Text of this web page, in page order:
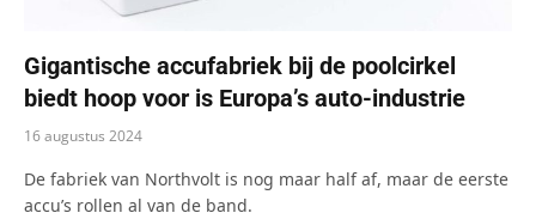
Gigantische accufabriek bij de poolcirkel
biedt hoop voor is Europa’s auto-industrie
16 augustus 2024
De fabriek van Northvolt is nog maar half af, maar de eerste
accu’s rollen al van de band.